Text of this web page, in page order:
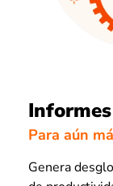
Para aún
Genera